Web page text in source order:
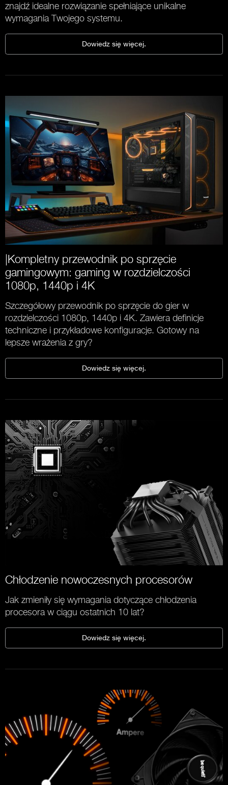
znajdź idealne rozwiązanie spełniające unikalne
wymagania Twojego systemu.
Dowiedz się więcej.
|Kompletny przewodnik po sprzęcie
gamingowym: gaming w rozdzielczości
1080p, 1440p i 4K
Szczegółowy przewodnik po sprzęcie do gier w
rozdzielczości 1080p, 1440p i 4K. Zawiera definicje
techniczne i przykładowe konfiguracje. Gotowy na
lepsze wrażenia z gry?
Dowiedz się więcej.
Chłodzenie nowoczesnych procesorów
Jak zmieniły się wymagania dotyczące chłodzenia
procesora w ciągu ostatnich 10 lat?
Dowiedz się więcej.